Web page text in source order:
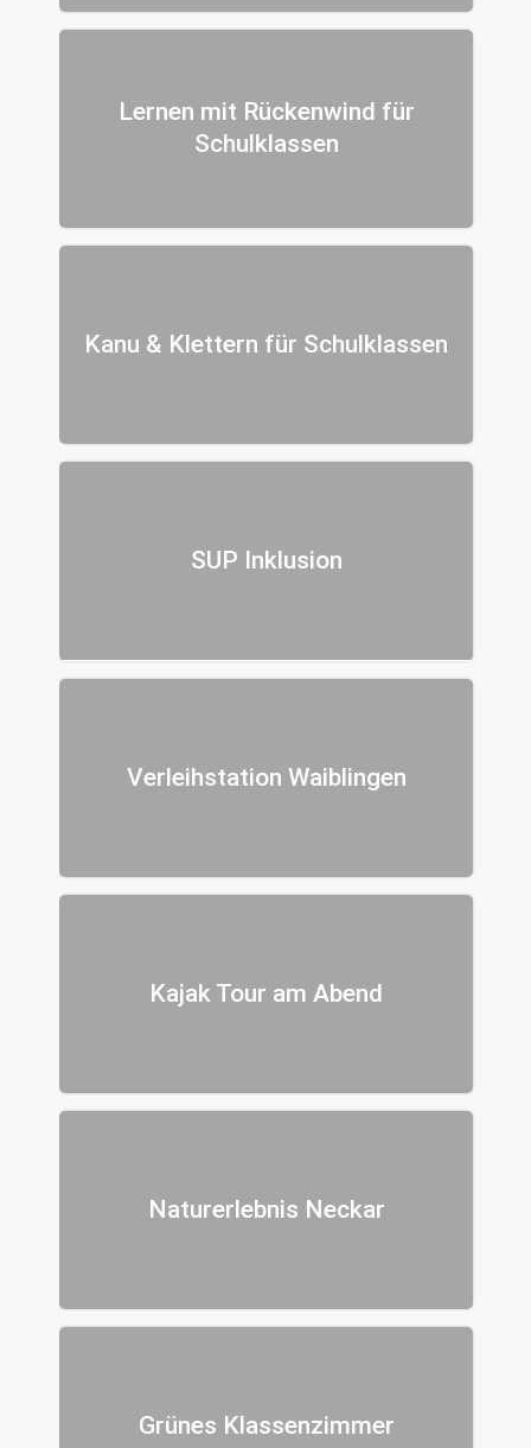
Lernen mit Rückenwind für
Schulklassen
Kanu & Klettern für Schulklassen
SUP Inklusion
Verleihstation Waiblingen
Kajak Tour am Abend
Naturerlebnis Neckar
Grünes Klassenzimmer